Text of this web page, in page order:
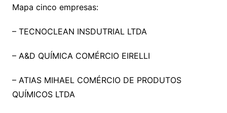
Mapa cinco empresas:
– TECNOCLEAN INSDUTRIAL LTDA
– A&D QUÍMICA COMÉRCIO EIRELLI
– ATIAS MIHAEL COMÉRCIO DE PRODUTOS
QUÍMICOS LTDA